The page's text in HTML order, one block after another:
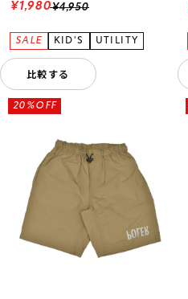
¥4,950
¥1,980
比較する
20%OFF